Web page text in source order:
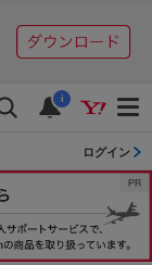
i
ログイン